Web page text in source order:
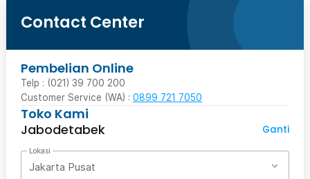
Contact Center
Pembelian Online
Telp : (021) 39 700 200
Customer Service (WA) : 0899 721 7050
Toko Kami
Jabodetabek
Ganti
Lokasi
Jakarta Pusat